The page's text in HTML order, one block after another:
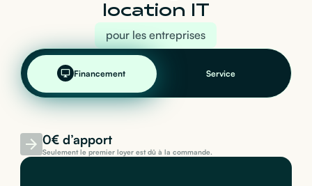
location IT
pour les entreprises
Financement Service
0€ d’apport
Seulement le premier loyer est dû à la commande.